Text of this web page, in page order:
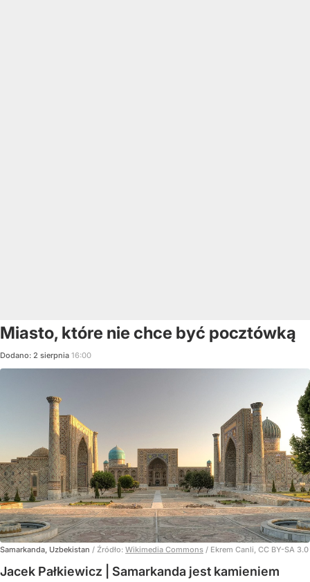
Miasto, które nie chce być pocztówką
Dodano: 2 sierpnia 16:00
Samarkanda, Uzbekistan / Źródło: Wikimedia Commons / Ekrem Canli, CC BY-SA 3.0
Jacek Pałkiewicz | Samarkanda jest kamieniem